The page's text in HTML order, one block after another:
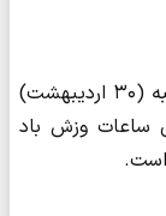
از روز دوشنبه (۲۸ اردیبهشت) تا روز چهارشنبه (۳۰ اردیبهشت)
ساعات وزش باد
است.